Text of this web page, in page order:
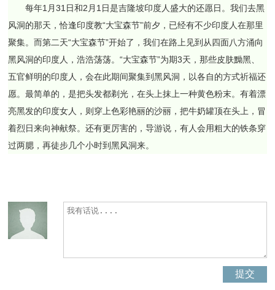
每年1月31日和2月1日是吉隆坡印度人盛大的还愿日。我们去黑
风洞的那天，恰逢印度教“大宝森节”前夕，已经有不少印度人在那里
聚集。而第二天“大宝森节”开始了，我们在路上见到从四面八方涌向
黑风洞的印度人，浩浩荡荡。“大宝森节”为期3天，那些皮肤黝黑、
五官鲜明的印度人，会在此期间聚集到黑风洞，以各自的方式祈福还
愿。最简单的，是把头发都剃光，在头上抹上一种黄色粉末。有着漂
亮黑发的印度女人，则穿上色彩艳丽的沙丽，把牛奶罐顶在头上，冒
着烈日来向神献祭。还有更厉害的，导游说，有人会用粗大的铁条穿
过两腮，再徒步几个小时到黑风洞来。